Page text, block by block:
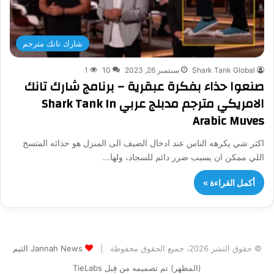
شارك تانك مترجم
Shark Tank Global سبتمبر 26, 2023 10
1
صنعوا حذاء بفكرة عبقرية – برنامج شارك تانك
الامريكي مترجم مدبلج عربي Shark Tank In
Arabic Muves
اكثر شي يكرهه الناس عند ادخال الضيف الى المنزل هو حذائه المتسخ
اللي ممكن ان يسبب ضرر دائم للسجاد، ولها…
أكمل القراءة »
© حقوق النشر 2026، جميع الحقوق محفوظة |
Jannah News الثيم
(المظهر) تم تصميمه من قِبل TieLabs